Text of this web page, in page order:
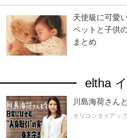
天使級に可愛
ペットと子供
まとめ
eltha
川島海荷さん
オリコンタイアッ